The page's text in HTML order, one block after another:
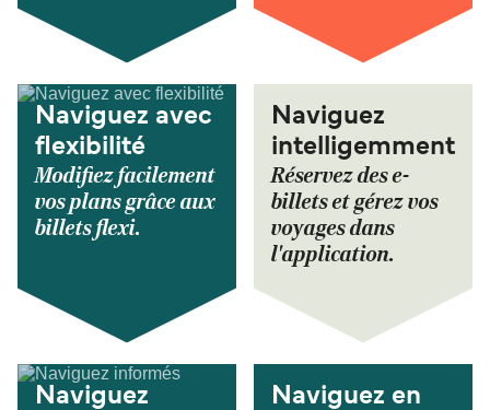
Naviguez avec
flexibilité
Modifiez facilement
vos plans grâce aux
billets flexi.
Naviguez
intelligemment
Réservez des e-
billets et gérez vos
voyages dans
l'application.
Naviguez
Naviguez en